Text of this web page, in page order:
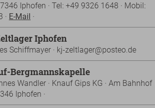
Iphofen · Tel: +49 9326 1648 · Mobil:
· E-Mail ·
Iphofen
Schiffmayer · kj-zeltlager@posteo.de
Bergmannskapelle
Wandler · Knauf Gips KG · Am Bahnhof
Iphofen ·